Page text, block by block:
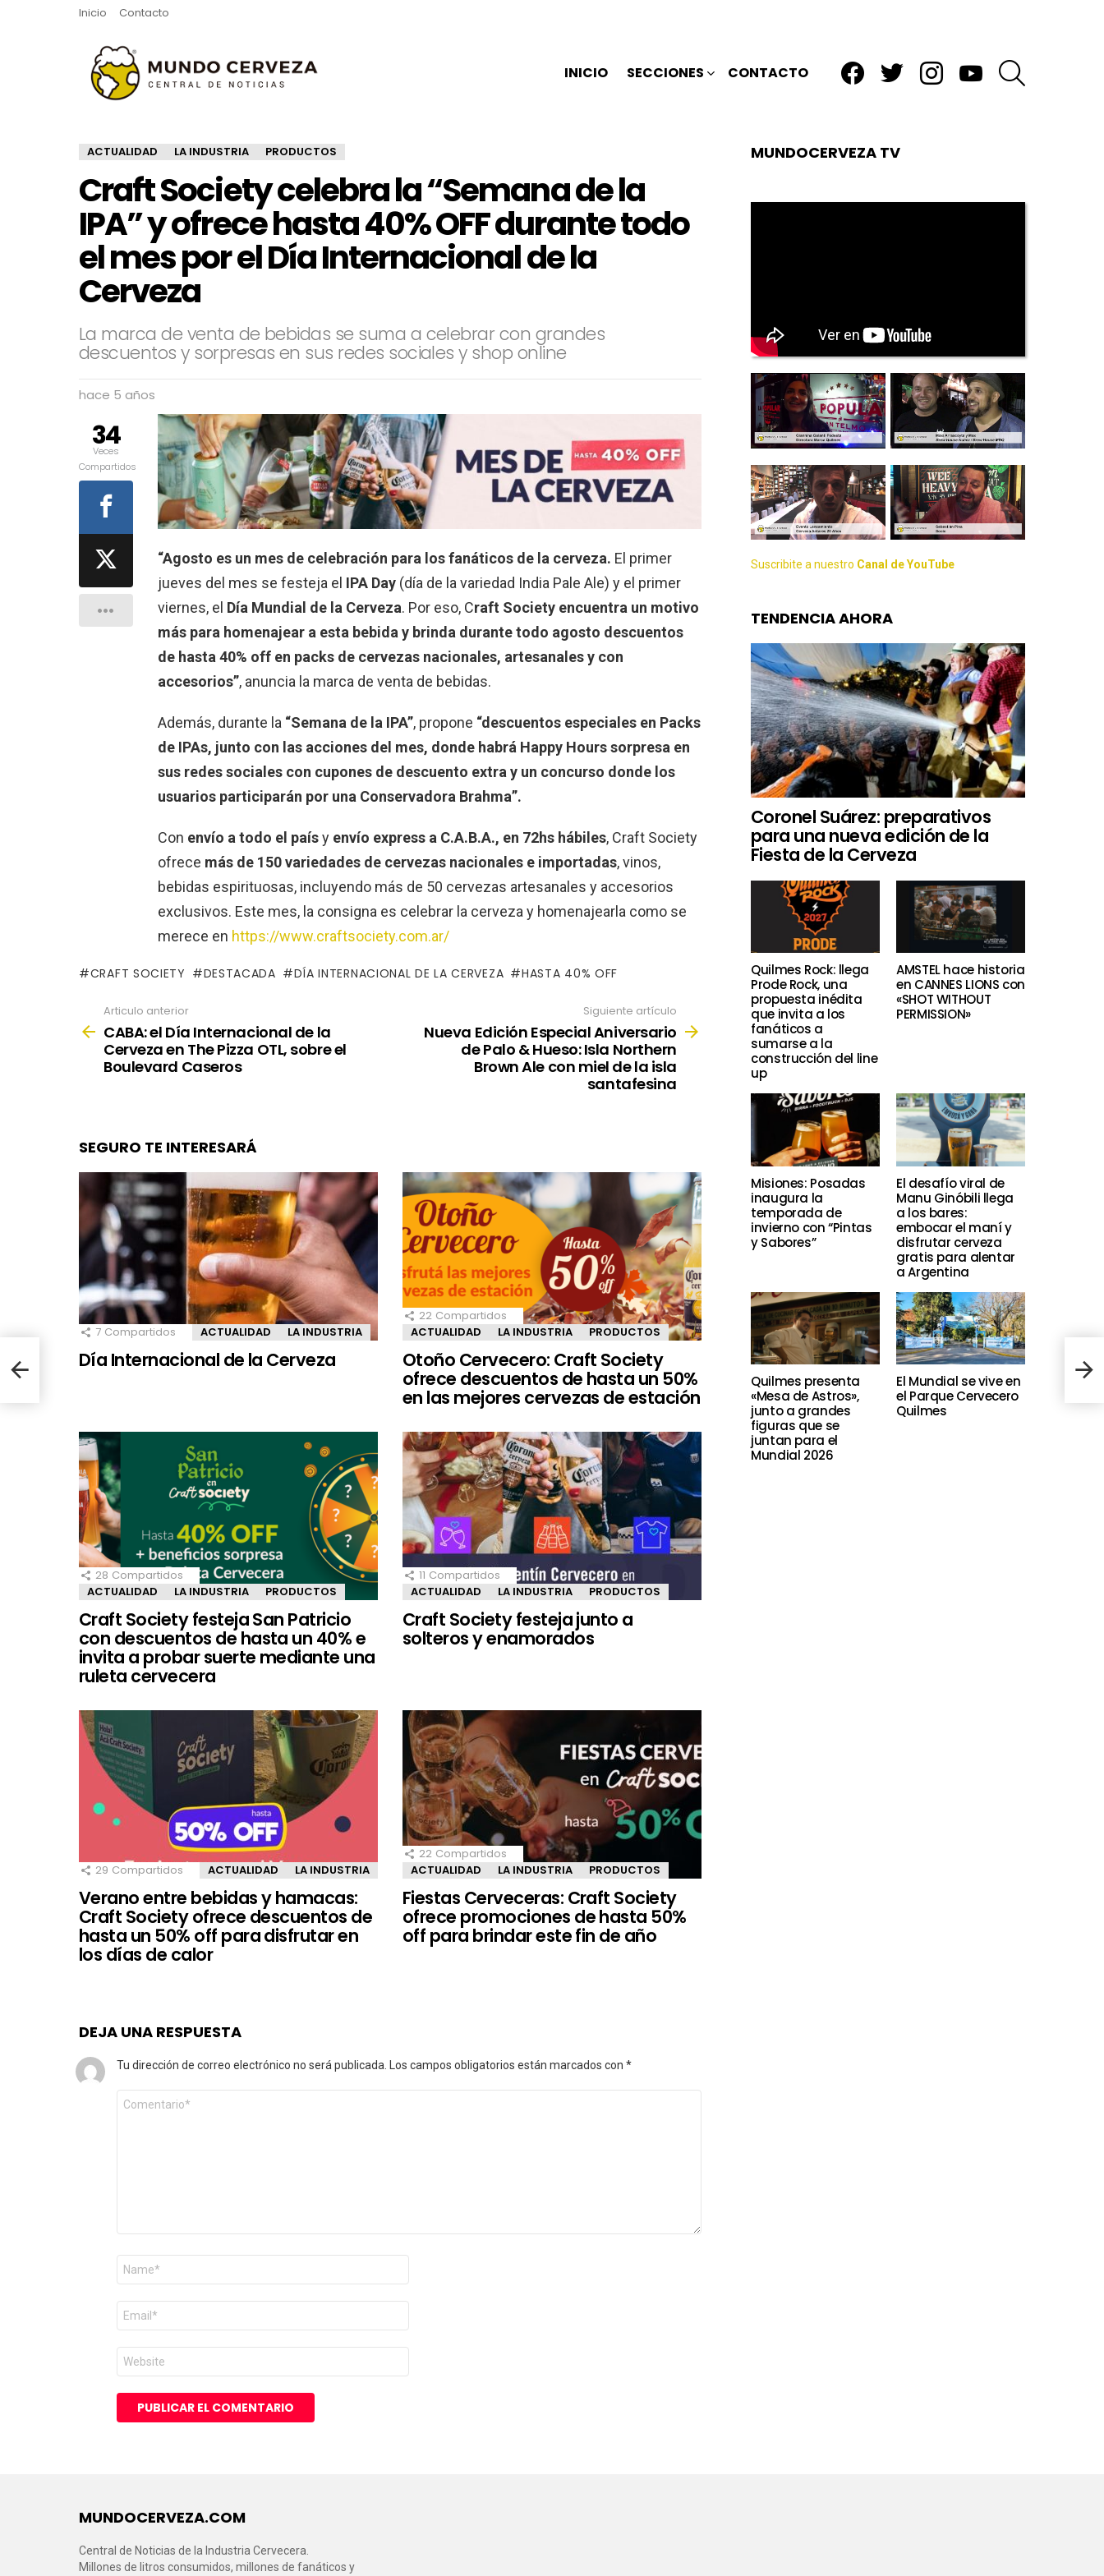
Inicio Contacto
INICIO SECCIONES CONTACTO
ACTUALIDAD LA INDUSTRIA PRODUCTOS
Craft Society celebra la “Semana de la
IPA” y ofrece hasta 40% OFF durante todo
el mes por el Día Internacional de la
Cerveza
La marca de venta de bebidas se suma a celebrar con grandes
descuentos y sorpresas en sus redes sociales y shop online
hace 5 años
“Agosto es un mes de celebración para los fanáticos de la cerveza. El primer
jueves del mes se festeja el IPA Day (día de la variedad India Pale Ale) y el primer
viernes, el Día Mundial de la Cerveza. Por eso, Craft Society encuentra un motivo
más para homenajear a esta bebida y brinda durante todo agosto descuentos
de hasta 40% off en packs de cervezas nacionales, artesanales y con
accesorios”, anuncia la marca de venta de bebidas.
Además, durante la “Semana de la IPA”, propone “descuentos especiales en Packs
de IPAs, junto con las acciones del mes, donde habrá Happy Hours sorpresa en
sus redes sociales con cupones de descuento extra y un concurso donde los
usuarios participarán por una Conservadora Brahma”.
Con envío a todo el paísy envío express a C.A.B.A., en 72hs hábiles, Craft Society
ofrece más de 150 variedades de cervezas nacionales e importadas, vinos,
bebidas espirituosas, incluyendo más de 50 cervezas artesanales y accesorios
exclusivos. Este mes, la consigna es celebrar la cerveza y homenajearla como se
merece en https://www.craftsociety.com.ar/
34
Veces
Compartidos
CRAFT SOCIETY DESTACADA DÍA INTERNACIONAL DE LA CERVEZA HASTA 40% OFF
more
Articulo anterior
CABA: el Día Internacional de la
Cerveza en The Pizza OTL, sobre el
Boulevard Caseros
Siguiente artículo
Nueva Edición Especial Aniversario
de Palo & Hueso: Isla Northern
Brown Ale con miel de la isla
santafesina
SEGURO TE INTERESARÁ
7 Compartidos ACTUALIDAD LA INDUSTRIA
Día Internacional de la Cerveza
22 Compartidos
ACTUALIDAD
LA INDUSTRIA PRODUCTOS
Otoño Cervecero: Craft Society
ofrece descuentos de hasta un 50%
en las mejores cervezas de estación
28 Compartidos
ACTUALIDAD
LA INDUSTRIA PRODUCTOS
Craft Society festeja San Patricio
con descuentos de hasta un 40% e
invita a probar suerte mediante una
ruleta cervecera
11 Compartidos
ACTUALIDAD
LA INDUSTRIA PRODUCTOS
Craft Society festeja junto a
solteros y enamorados
29 Compartidos ACTUALIDAD LA INDUSTRIA
Verano entre bebidas y hamacas:
Craft Society ofrece descuentos de
hasta un 50% off para disfrutar en
los días de calor
22 Compartidos
ACTUALIDAD
LA INDUSTRIA PRODUCTOS
Fiestas Cerveceras: Craft Society
ofrece promociones de hasta 50%
off para brindar este fin de año
DEJA UNA RESPUESTA
Tu dirección de correo electrónico no será publicada. Los campos obligatorios están marcados con *
Comentario
Nombre
Correo
electrónico
*
Web
MUNDOCERVEZA TV
Suscribite a nuestro Canal de YouTube
TENDENCIA AHORA
Coronel Suárez: preparativos
para una nueva edición de la
Fiesta de la Cerveza
Quilmes Rock: llega
Prode Rock, una
propuesta inédita
que invita a los
fanáticos a
sumarse a la
construcción del line
up
AMSTEL hace historia
en CANNES LIONS con
«SHOT WITHOUT
PERMISSION»
Misiones: Posadas
inaugura la
temporada de
invierno con “Pintas
y Sabores”
El desafío viral de
Manu Ginóbili llega
a los bares:
embocar el maní y
disfrutar cerveza
gratis para alentar
a Argentina
Quilmes presenta
«Mesa de Astros»,
junto a grandes
figuras que se
juntan para el
Mundial 2026
El Mundial se vive en
el Parque Cervecero
Quilmes
MUNDOCERVEZA.COM
Central de Noticias de la Industria Cervecera.
Millones de litros consumidos, millones de fanáticos y